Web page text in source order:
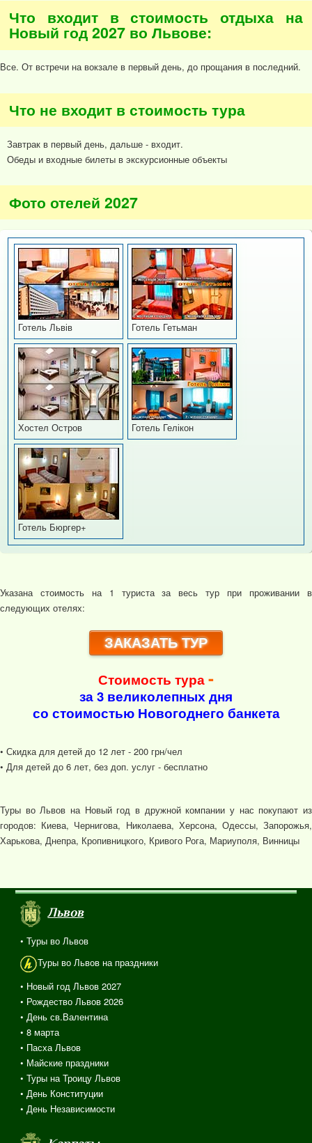
Что входит в стоимость отдыха на
Новый год 2027 во Львове:
Все. От встречи на вокзале в первый день, до прощания в последний.
Что не входит в стоимость тура
Завтрак в первый день, дальше - входит.
Обеды и входные билеты в экскурсионные объекты
Фото отелей 2027
Готель Львів Готель Гетьман
Хостел Остров Готель Гелікон
Готель Бюргер+
Указана стоимость на 1 туриста за весь тур при проживании в
следующих отелях:
ЗАКАЗАТЬ ТУР
Стоимость тура-
за 3 великолепных дня
со стоимостью Новогоднего банкета
• Скидка для детей до 12 лет - 200 грн/чел
• Для детей до 6 лет, без доп. услуг - бесплатно
Туры во Львов на Новый год в дружной компании у нас покупают из
городов: Киева, Чернигова, Николаева, Херсона, Одессы, Запорожья,
Харькова, Днепра, Кропивницкого, Кривого Рога, Мариуполя, Винницы
Львов
• Туры во Львов
Туры во Львов на праздники
• Новый год Львов 2027
• Рождество Львов 2026
• День св.Валентина
• 8 марта
• Пасха Львов
• Майские праздники
• Туры на Троицу Львов
• День Конституции
• День Независимости